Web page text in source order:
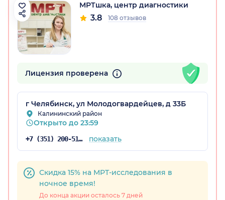
МРТшка, центр диагностики
3.8 108 отзывов
Лицензия проверена
г Челябинск, ул Молодогвардейцев, д 33Б
Калининский район
Открыто до 23:59
+7 (351) 200-51-64 показать
Скидка 15% на МРТ-исследования в
ночное время!
До конца акции осталось 7 дней